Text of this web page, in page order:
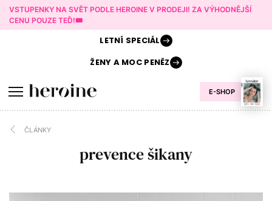
VSTUPENKY NA SVĚT PODLE HEROINE V PRODEJI! ZA VÝHODNĚJŠÍ
CENU POUZE TEĎ!🎟️
E-SHOP
LETNÍ SPECIÁL
ŽENY AMOC PENĚZ
ČLÁNKY
prevence šikany